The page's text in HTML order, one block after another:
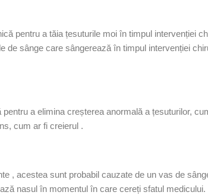
pentru a tăia țesuturile moi în timpul intervenției
de sânge care sângerează în timpul intervenției
a elimina creșterea anormală a țesuturilor,
cum ar fi creierul .
, acestea sunt probabil cauzate de un vas de
nasul în momentul în care cereți sfatul medicului.